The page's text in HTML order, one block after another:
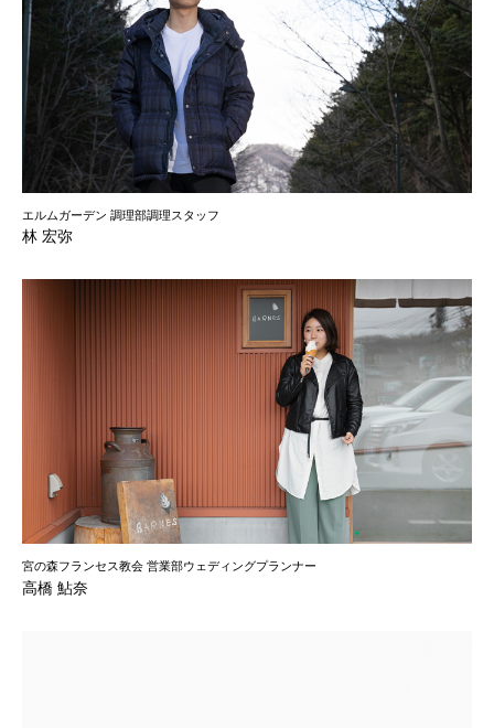
エルムガーデン 調理部調理スタッフ
林 宏弥
宮の森フランセス教会 営業部ウェディングプランナー
高橋 鮎奈